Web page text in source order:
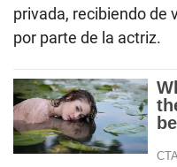
privada, recibiendo de
por parte de la actriz.